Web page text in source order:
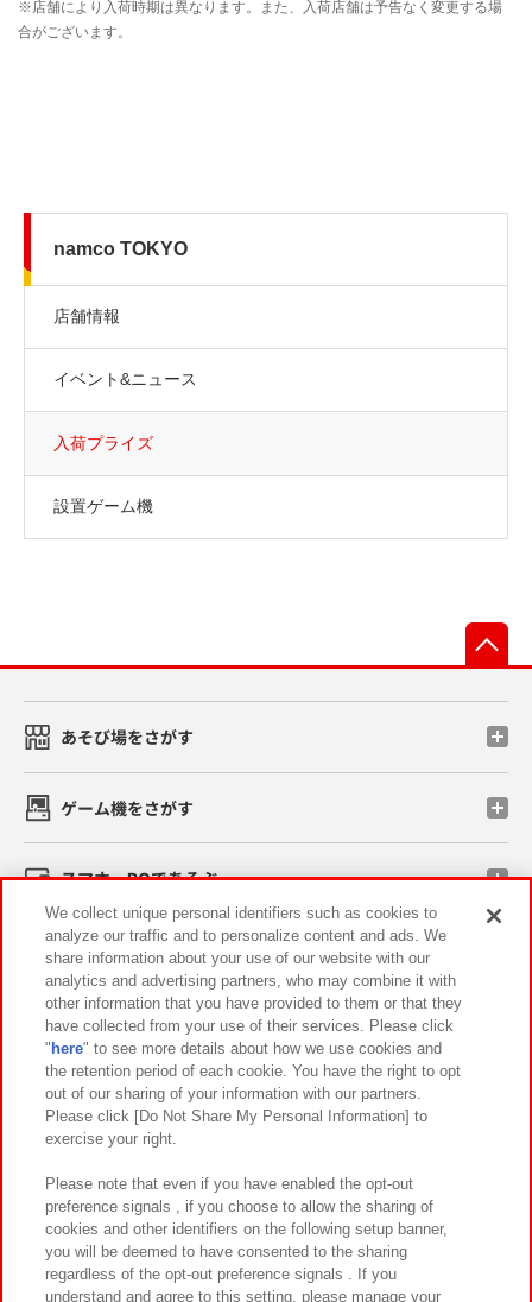
namco TOKYO
店舗情報
イベント&ニュース
入荷プライズ
設置ゲーム機
あそび場をさがす
ゲーム機をさがす
スマホ・PCであそぶ
イベント・キャンペーン
関連会社 サステナビリティ サイトポリシー
プライバシーポリシー ウェブアクセシビリティ方針と検証結果
お取引先さまとともに
カスタマーハラスメント対応方針 よくあるご質問・お問い合わせ
We collect unique personal identifiers such as cookies to
analyze our traffic and to personalize content and ads. We
share information about your use of our website with our
analytics and advertising partners, who may combine it with
other information that you have provided to them or that they
have collected from your use of their services. Please click
" here" to see more details about how we use cookies and
the retention period of each cookie. You have the right to opt
out of our sharing of your information with our partners.
Please click [Do Not Share My Personal Information] to
exercise your right.
Please note that even if you have enabled the opt-out
preference signals , if you choose to allow the sharing of
cookies and other identifiers on the following setup banner,
you will be deemed to have consented to the sharing
regardless of the opt-out preference signals . If you
understand and agree to this setting, please manage your